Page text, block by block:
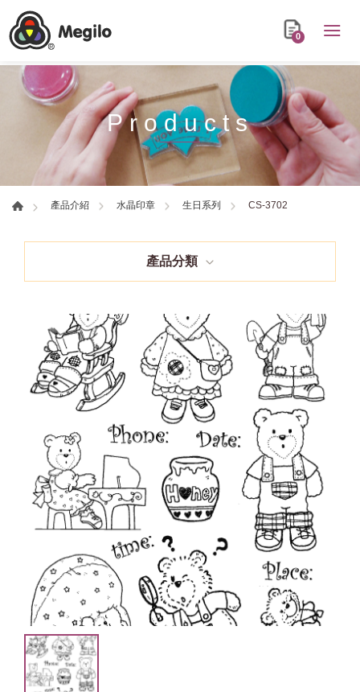
0
Products
產品介紹 水晶印章 生日系列 CS-3702
產品分類